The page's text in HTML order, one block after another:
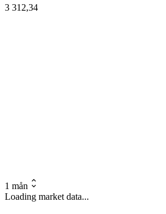
3 312,34
1 mån
Loading market data...